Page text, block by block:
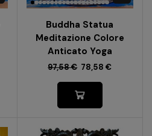
Buddha Statua
Meditazione Colore
Anticato Yoga
97,58€ 78,58€